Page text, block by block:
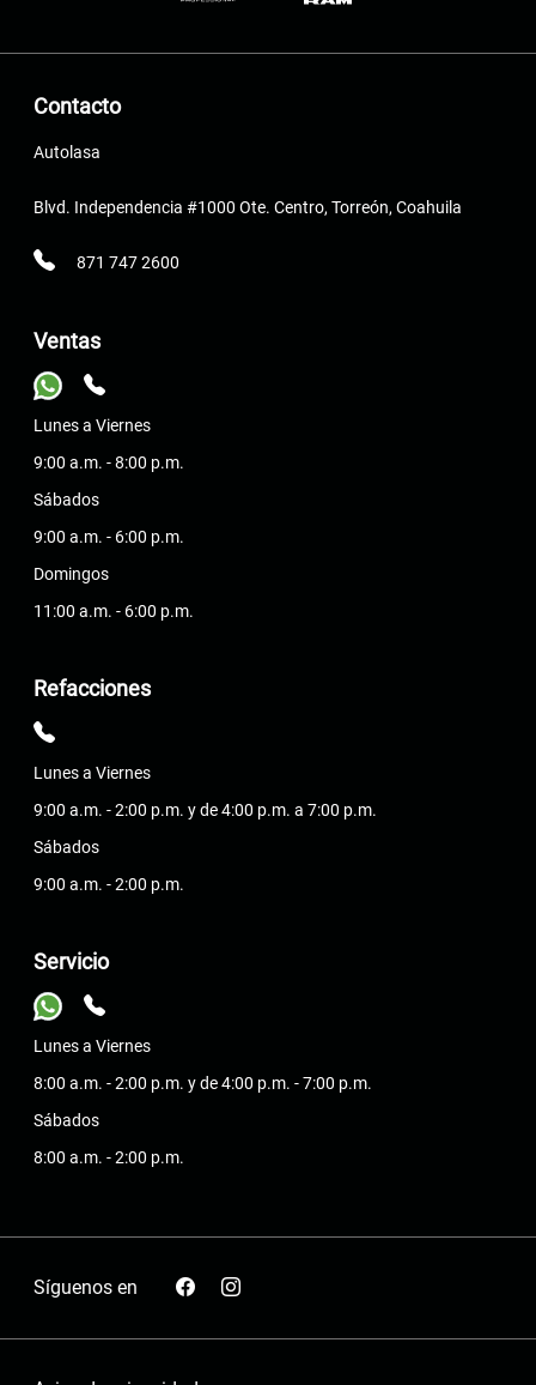
Contacto
Autolasa
Blvd. Independencia #1000 Ote. Centro, Torreón, Coahuila
871 747 2600
Ventas
Lunes a Viernes
9:00 a.m. - 8:00 p.m.
Sábados
9:00 a.m. - 6:00 p.m.
Domingos
11:00 a.m. - 6:00 p.m.
Refacciones
Lunes a Viernes
9:00 a.m. - 2:00 p.m. y de 4:00 p.m. a 7:00 p.m.
Sábados
9:00 a.m. - 2:00 p.m.
Servicio
Lunes a Viernes
8:00 a.m. - 2:00 p.m. y de 4:00 p.m. - 7:00 p.m.
Sábados
8:00 a.m. - 2:00 p.m.
Síguenos en